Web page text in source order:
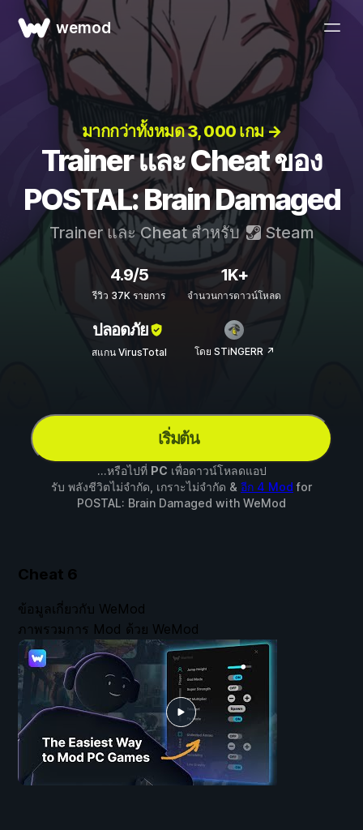
wemod
มากกว่าทั้งหมด 3, 000 เกม →
Trainer และ Cheat ของ
POSTAL: Brain Damaged
Trainer และ Cheat สำหรับ Steam
4.9/5
รีวิว 37K รายการ
1K+
จำนวนการดาวน์โหลด
ปลอดภัย
สแกน VirusTotal โดย STiNGERR ↗
เริ่มต้น
...หรือไปที่ PC เพื่อดาวน์โหลดแอป
รับ พลังชีวิตไม่จำกัด, เกราะไม่จำกัด & อีก 4 Mod for
POSTAL: Brain Damaged with WeMod
Cheat 6
ข้อมูลเกี่ยวกับ WeMod
ภาพรวมการ Mod ด้วย WeMod